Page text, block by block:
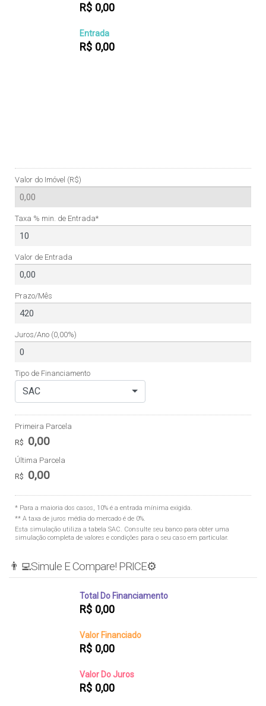
R$ 0,00
Entrada
R$ 0,00
Valor do Imóvel (R$)
Taxa % min. de Entrada*
Valor de Entrada
Prazo/Mês
Juros/Ano (0,00%)
Tipo de Financiamento
SAC
Primeira Parcela
R$ 0,00
Última Parcela
R$ 0,00
* Para a maioria dos casos, 10% é a entrada mínima exigida.
** A taxa de juros média do mercado é de 0%.
Esta simulação utiliza a tabela SAC. Consulte seu banco para obter uma
simulação completa de valores e condições para o seu caso em particular.
👨‍💻Simule E Compare! PRICE⚙️
Total Do Financiamento
R$ 0,00
Valor Financiado
R$ 0,00
Valor Do Juros
R$ 0,00